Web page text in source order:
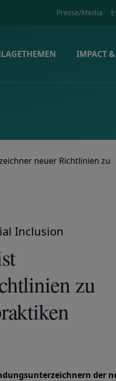
Presse/Media
IMPACT &
neuer Richtlinien zu
Inclusion
zu
der